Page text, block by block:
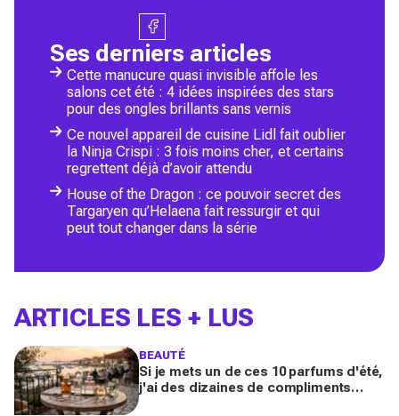
Ses derniers articles
Cette manucure quasi invisible affole les
salons cet été : 4 idées inspirées des stars
pour des ongles brillants sans vernis
Ce nouvel appareil de cuisine Lidl fait oublier
la Ninja Crispi : 3 fois moins cher, et certains
regrettent déjà d’avoir attendu
House of the Dragon : ce pouvoir secret des
Targaryen qu’Helaena fait ressurgir et qui
peut tout changer dans la série
ARTICLES LES + LUS
BEAUTÉ
Si je mets un de ces 10 parfums d'été,
j'ai des dizaines de compliments